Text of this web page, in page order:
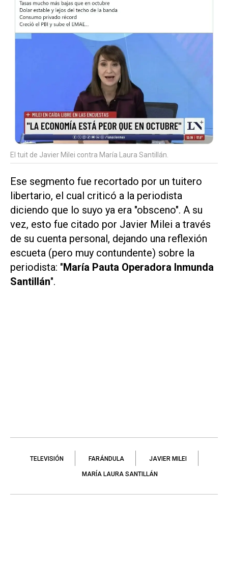
El tuit de Javier Milei contra María Laura Santillán.
Ese segmento fue recortado por un tuitero
libertario, el cual criticó a la periodista
diciendo que lo suyo ya era "obsceno". A su
vez, esto fue citado por Javier Milei a través
de su cuenta personal, dejando una reflexión
escueta (pero muy contundente) sobre la
periodista: "María Pauta Operadora Inmunda
Santillán".
TELEVISIÓN FARÁNDULA JAVIER MILEI
MARÍA LAURA SANTILLÁN